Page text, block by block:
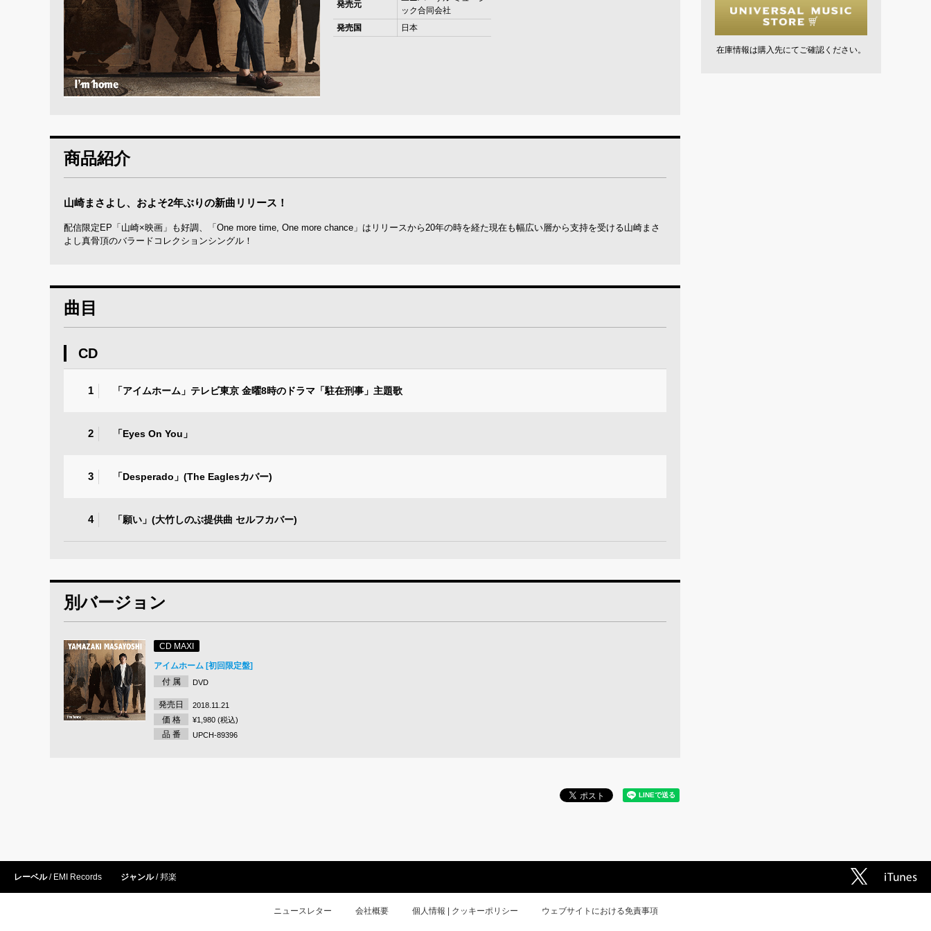
発売元
ック合同会社
発売国
日本
商品紹介
山崎まさよし、およそ2年ぶりの新曲リリース！
配信限定EP「山崎×映画」も好調、「One more time, One more chance」はリリースから20年の時を経た現在も幅広い層から支持を受ける山崎まさ
よし真骨頂のバラードコレクションシングル！
曲目
CD
1 「アイムホーム」テレビ東京 金曜8時のドラマ「駐在刑事」主題歌
2 「Eyes On You」
3 「Desperado」(The Eaglesカバー)
4 「願い」(大竹しのぶ提供曲 セルフカバー)
別バージョン
CD MAXI
アイムホーム [初回限定盤]
付 属
DVD
発売日 2018.11.21
価 格 ¥1,980 (税込)
品 番 UPCH-89396
在庫情報は購入先にてご確認ください。
レーベル EMI Records ジャンル 邦楽
ニュースレター 会社概要 個人情報 | クッキーポリシー ウェブサイトにおける免責事項